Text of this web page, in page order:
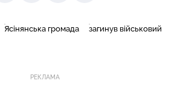
Ясінянська громада загинув військовий
РЕКЛАМА